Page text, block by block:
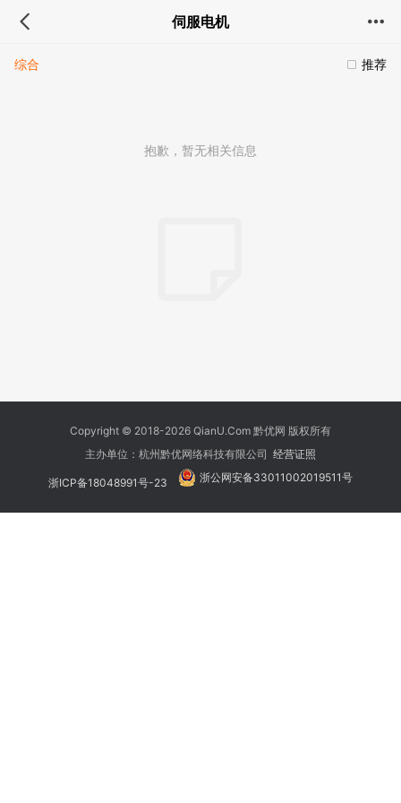
伺服电机
推荐
综合
抱歉，暂无相关信息
Copyright © 2018-2026 QianU.Com 黔优网 版权所有
主办单位：杭州黔优网络科技有限公司 经营证照
浙ICP备18048991号-23 浙公网安备33011002019511号